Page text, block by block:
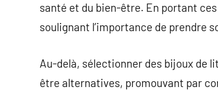
santé et du bien-être. En portant
soulignant l’importance de prendre
Au-delà, sélectionner des bijoux de
être alternatives, promouvant par